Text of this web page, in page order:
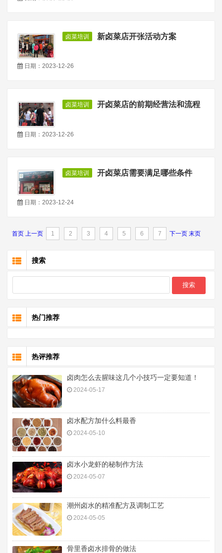
卤菜培训 新卤菜店开张活动方案
日期：2023-12-26
卤菜培训 开卤菜店的前期经营法和流程
日期：2023-12-26
卤菜培训 开卤菜店需要满足哪些条件
日期：2023-12-24
首页 上一页 1 2 3 4 5 6 7 下一页 末页
搜索
热门推荐
热评推荐
卤肉怎么去腥味这几个小技巧一定要知道！
2024-05-17
卤水配方加什么料最香
2024-05-10
卤水小龙虾的秘制作方法
2024-05-07
潮州卤水的精准配方及调制工艺
2024-05-05
骨里香卤水排骨的做法